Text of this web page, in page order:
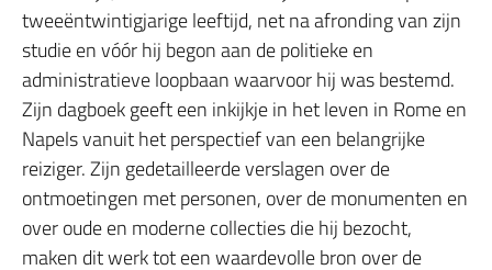
tweeëntwintigjarige leeftijd, net na afronding van zijn
studie en vóór hij begon aan de politieke en
administratieve loopbaan waarvoor hij was bestemd.
Zijn dagboek geeft een inkijkje in het leven in Rome en
Napels vanuit het perspectief van een belangrijke
reiziger. Zijn gedetailleerde verslagen over de
ontmoetingen met personen, over de monumenten en
over oude en moderne collecties die hij bezocht,
maken dit werk tot een waardevolle bron over de